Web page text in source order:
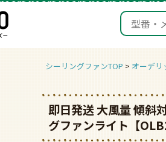
シーリングファンTOP オーデリ
即日発送 大風量 傾斜
グファンライト【